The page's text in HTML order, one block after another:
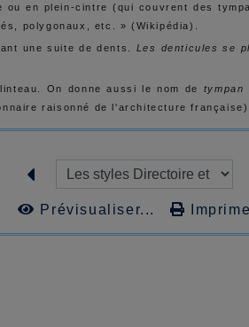
en plein-cintre (qui couvrent des
polygonaux, etc. » (Wikipédia).
une suite de dents. Les denticules se
On donne aussi le nom de tympan
raisonné de l'architecture française).
Prévisualiser...